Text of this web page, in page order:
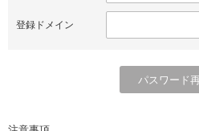
登録ドメイン